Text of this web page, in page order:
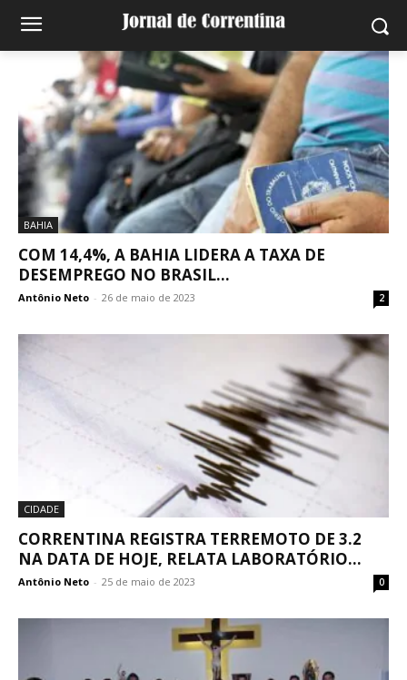
BAHIA
COM 14,4%, A BAHIA LIDERA A TAXA DE
DESEMPREGO NO BRASIL...
Antônio Neto - 26 de maio de 2023 2
CIDADE
CORRENTINA REGISTRA TERREMOTO DE 3.2
NA DATA DE HOJE, RELATA LABORATÓRIO...
Antônio Neto - 25 de maio de 2023 0